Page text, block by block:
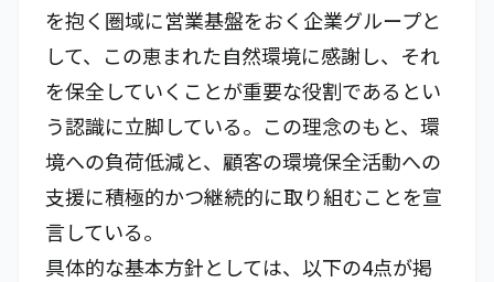
を抱く圏域に営業基盤をおく企業グループと
して、この恵まれた自然環境に感謝し、それ
を保全していくことが重要な役割であるとい
う認識に立脚している。この理念のもと、環
境への負荷低減と、顧客の環境保全活動への
支援に積極的かつ継続的に取り組むことを宣
言している。
具体的な基本方針としては、以下の4点が掲